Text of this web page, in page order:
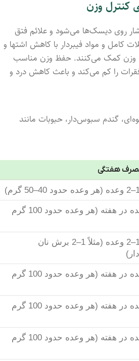
کنترل وزن
روی دیسک‌ها می‌شود و علائم فتق
کامل و مواد فیبردار با کاهش اشتها و
وزن کمک می‌کنند. حفظ وزن مناسب
را کم می‌کند و باعث کاهش درد و
گندم سبوس‌دار، حبوبات مانند
هفتگی
3–4 وعده در هفته (هر وعده حدود 100 گرم
روزانه 1–2 وعده (مثلاً 1–2 برش نان
2–3 وعده در هفته (هر وعده حدود 100 گرم
2–3 وعده در هفته (هر وعده حدود 100 گرم
2–3 وعده در هفته (هر وعده حدود 100 گرم